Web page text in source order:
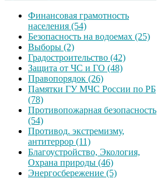
Финансовая грамотность
населения (54)
Безопасность на водоемах (25)
Выборы (2)
Градостроительство (42)
Защита от ЧС и ГО (48)
Правопорядок (26)
Памятки ГУ МЧС России по РБ
(78)
Противопожарная безопасность
(54)
Противод. экстремизму,
антитеррор (11)
Благоустройство, Экология,
Охрана природы (46)
Энергосбережение (5)